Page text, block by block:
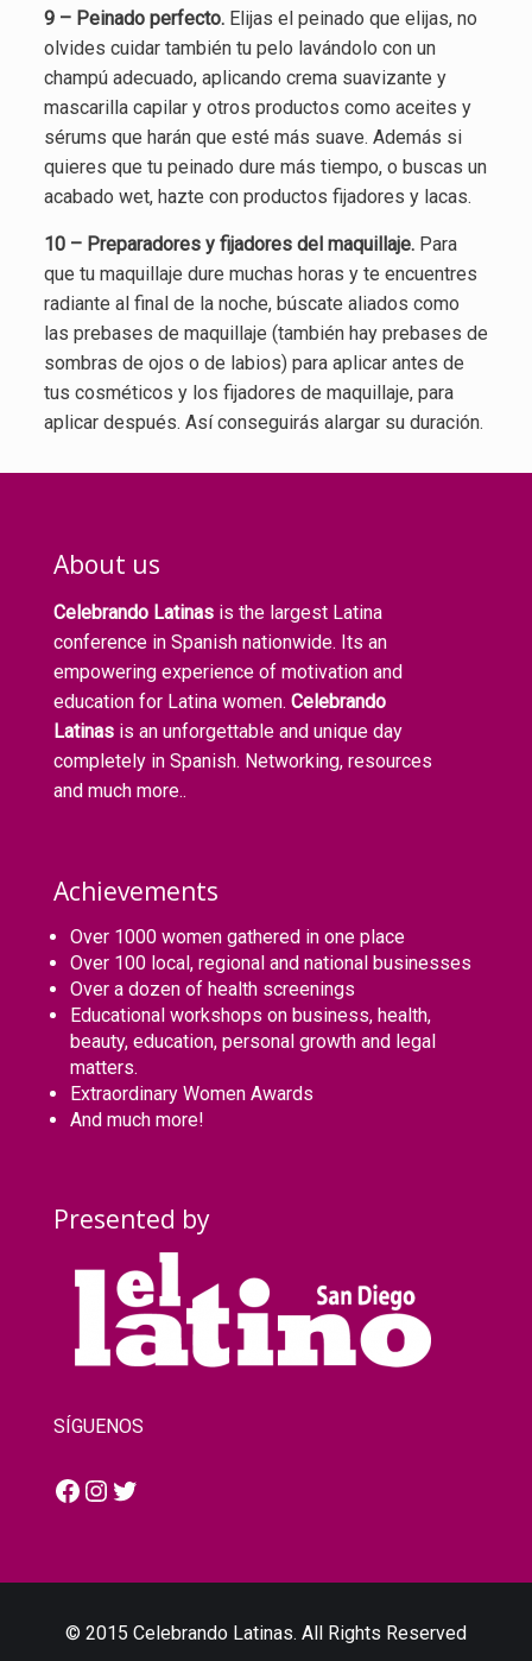
9 – Peinado perfecto.Elijas el peinado que elijas, no
olvides cuidar también tu pelo lavándolo con un
champú adecuado, aplicando crema suavizante y
mascarilla capilar y otros productos como aceites y
sérums que harán que esté más suave. Además si
quieres que tu peinado dure más tiempo, o buscas un
acabado wet, hazte con productos fijadores y lacas.
10 – Preparadores y fijadores del maquillaje.Para
que tu maquillaje dure muchas horas y te encuentres
radiante al final de la noche, búscate aliados como
las prebases de maquillaje (también hay prebases de
sombras de ojos o de labios) para aplicar antes de
tus cosméticos y los fijadores de maquillaje, para
aplicar después. Así conseguirás alargar su duración.
About us
Celebrando Latinas is the largest Latina
conference in Spanish nationwide. Its an
empowering experience of motivation and
education for Latina women. Celebrando
Latinas is an unforgettable and unique day
completely in Spanish. Networking, resources
and much more..
Achievements
Over 1000 women gathered in one place
Over 100 local, regional and national businesses
Over a dozen of health screenings
Educational workshops on business, health,
beauty, education, personal growth and legal
matters.
Extraordinary Women Awards
And much more!
Presented by
SÍGUENOS
Facebook
Instagram
Twitter
© 2015 Celebrando Latinas. All Rights Reserved